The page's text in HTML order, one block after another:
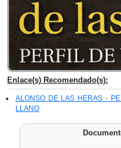
Enlace(s) Recomendado(s):
ALONSO DE LAS HERAS -
LLANO